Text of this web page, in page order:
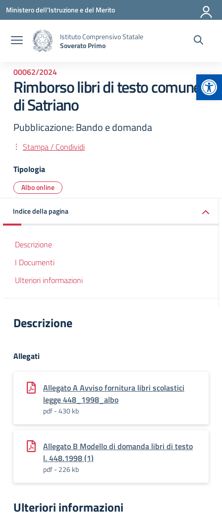
Vai ai contenuti
Vai al menu di navigazione
Vai al footer
Ministero dell'Istruzione e del Merito
Istituto Comprensivo Statale
Soverato Primo
00062/2024
Rimborso libri di testo comune
di Satriano
Pubblicazione: Bando e domanda
Stampa / Condividi
Tipologia
Albo online
Indice della pagina
Descrizione
I Documenti
Ulteriori informazioni
Descrizione
Allegati
Allegato A Avviso fornitura libri scolastici
legge 448_1998_albo
pdf - 430 kb
Allegato B Modello di domanda libri di testo
l. 448.1998 (1)
pdf - 226 kb
Ulteriori informazioni